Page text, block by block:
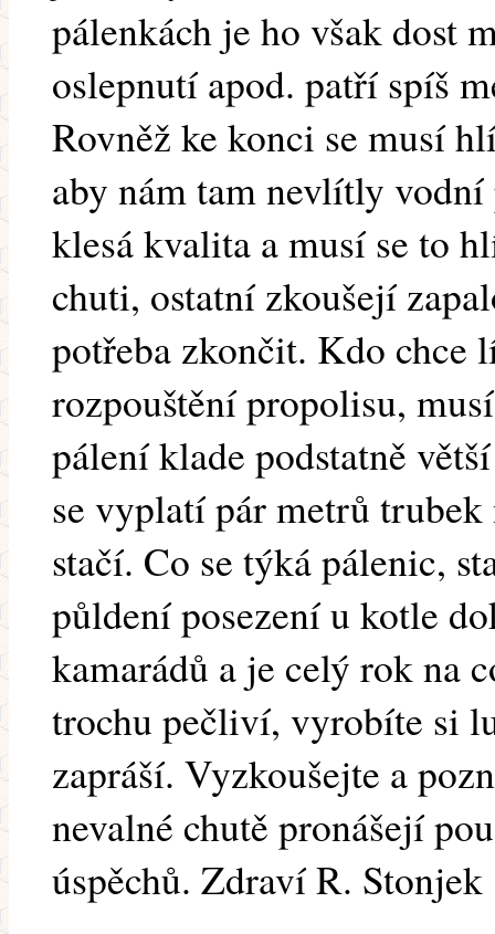
pálenkách je ho však dost
oslepnutí apod. patří spíš
Rovněž ke konci se musí
aby nám tam nevlítly
klesá kvalita a musí se to
chuti, ostatní zkoušejí
potřeba zkončit. Kdo chce
rozpouštění propolisu,
pálení klade podstatně
se vyplatí pár metrů
stačí. Co se týká pálenic,
půldení posezení u kotle
kamarádů a je celý rok na
trochu pečliví, vyrobíte si
zapráší. Vyzkoušejte a
nevalné chutě pronášejí
úspěchů. Zdraví R. Stonjek